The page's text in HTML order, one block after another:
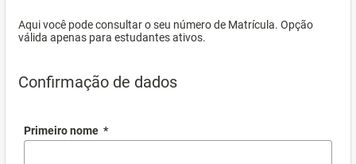
Aqui você pode consultar o seu número de Matrícula. Opção
válida apenas para estudantes ativos.
Confirmação de dados
Primeiro nome *